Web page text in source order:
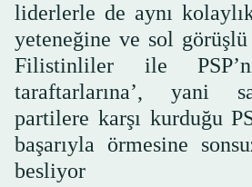
liderlerle de aynı
yeteneğine ve sol
Filistinliler ile
taraftarlarına’, yani
partilere karşı kurduğu
başarıyla örmesine
besliyor